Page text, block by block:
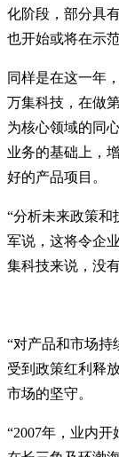
化阶段，部分具
也开始或将在示
同样是在这一年
万集科技，在做
为核心领域的同
业务的基础上，
好的产品项目。
“分析未来政策和
军说，这将令企
集科技来说，没
“对产品和市场持
受到政策红利释
市场的坚守。
“2007年，业内